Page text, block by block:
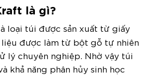
là gì?
loại túi được sản xuất từ giấy
liệu được làm từ bột gỗ tự nhiên
lý chuyên nghiệp. Nhờ vậy túi
khả năng phân hủy sinh học